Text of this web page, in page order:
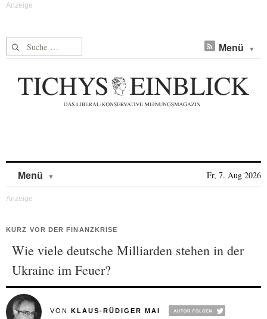
Suche nach: Menü
Menü Fr, 7. Aug 2026
KURZ VOR DER FINANZKRISE
Wie viele deutsche Milliarden stehen in der
Ukraine im Feuer?
VON KLAUS-RÜDIGER MAI